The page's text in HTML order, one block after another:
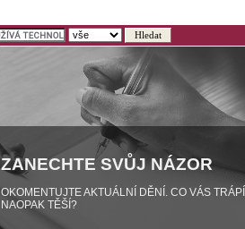
ZANECHTE SVŮJ NÁZOR
OKOMENTUJTE AKTUÁLNÍ DĚNÍ. CO VÁS
NAOPAK TĚŠÍ?